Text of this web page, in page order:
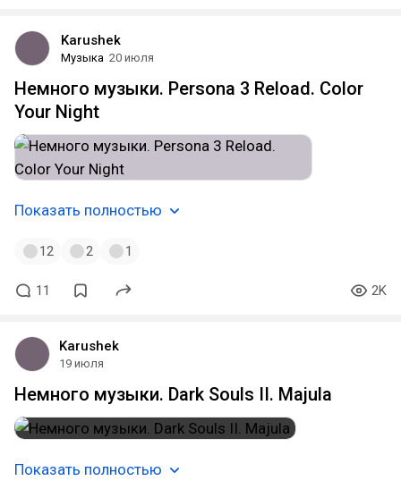
Karushek
Музыка 20 июля
Немного музыки. Persona 3 Reload. Color
Your Night
Показать полностью
12 2 1
11 2K
Karushek
19 июля
Немного музыки. Dark Souls II. Majula
Показать полностью